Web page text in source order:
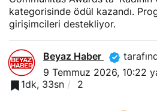
kategorisinde ödül kazandı.
girişimcileri destekliyor.
Beyaz Haber
9 Temmuz 2026, 10:22
1dk, 33sn
2